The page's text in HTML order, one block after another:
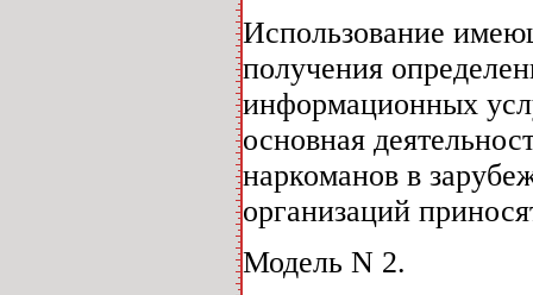
Использование
получения
информационных
основная
наркоманов в
организаций
Модель N 2.